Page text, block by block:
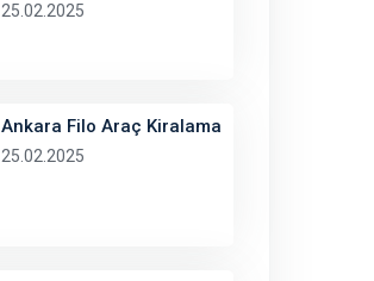
25.02.2025
Ankara Filo Araç Kiralama
25.02.2025